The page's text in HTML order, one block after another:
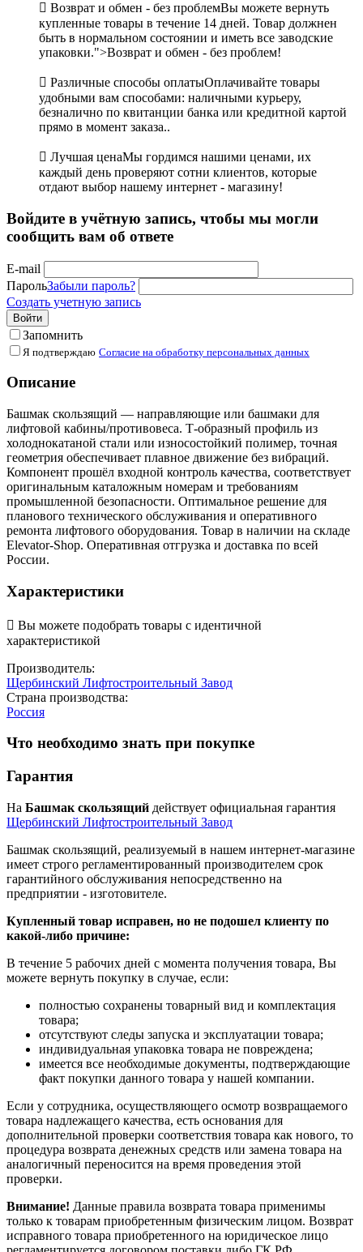
 Возврат и обмен - без проблемВы можете вернуть
купленные товары в течение 14 дней. Товар должнен
быть в нормальном состоянии и иметь все заводские
упаковки.">Возврат и обмен - без проблем!
 Различные способы оплатыОплачивайте товары
удобными вам способами: наличными курьеру,
безналично по квитанции банка или кредитной картой
прямо в момент заказа..
 Лучшая ценаМы гордимся нашими ценами, их
каждый день проверяют сотни клиентов, которые
отдают выбор нашему интернет - магазину!
Войдите в учётную запись, чтобы мы могли
сообщить вам об ответе
E-mail
ПарольЗабыли пароль?
Создать учетную запись
Войти
Запомнить
Я подтверждаю Согласие на обработку персональных данных
Описание
Башмак скользящий — направляющие или башмаки для
лифтовой кабины/противовеса. Т-образный профиль из
холоднокатаной стали или износостойкий полимер, точная
геометрия обеспечивает плавное движение без вибраций.
Компонент прошёл входной контроль качества, соответствует
оригинальным каталожным номерам и требованиям
промышленной безопасности. Оптимальное решение для
планового технического обслуживания и оперативного
ремонта лифтового оборудования. Товар в наличии на складе
Elevator-Shop. Оперативная отгрузка и доставка по всей
России.
Характеристики
 Вы можете подобрать товары с идентичной
характеристикой
Производитель:
Щербинский Лифтостроительный Завод
Страна производства:
Россия
Что необходимо знать при покупке
Гарантия
На Башмак скользящий действует официальная гарантия
Щербинский Лифтостроительный Завод
Башмак скользящий, реализуемый в нашем интернет-магазине
имеет строго регламентированный производителем срок
гарантийного обслуживания непосредственно на
предприятии - изготовителе.
Купленный товар исправен, но не подошел клиенту по
какой-либо причине:
В течение 5 рабочих дней с момента получения товара, Вы
можете вернуть покупку в случае, если:
полностью сохранены товарный вид и комплектация
товара;
отсутствуют следы запуска и эксплуатации товара;
индивидуальная упаковка товара не повреждена;
имеется все необходимые документы, подтверждающие
факт покупки данного товара у нашей компании.
Если у сотрудника, осуществляющего осмотр возвращаемого
товара надлежащего качества, есть основания для
дополнительной проверки соответствия товара как нового, то
процедура возврата денежных средств или замена товара на
аналогичный переносится на время проведения этой
проверки.
Внимание! Данные правила возврата товара применимы
только к товарам приобретенным физическим лицом. Возврат
исправного товара приобретенного на юридическое лицо